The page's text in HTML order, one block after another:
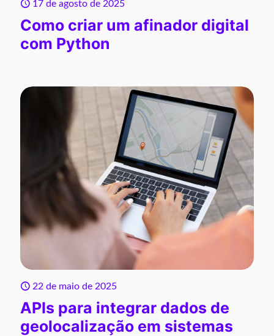
17 de agosto de 2025
Como criar um afinador digital
com Python
22 de maio de 2025
APIs para integrar dados de
geolocalização em sistemas